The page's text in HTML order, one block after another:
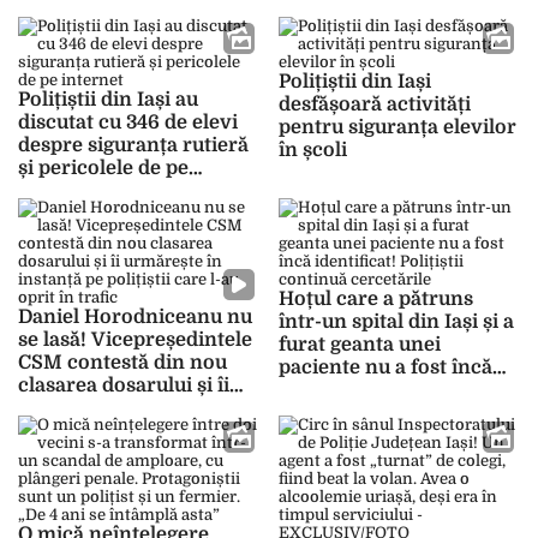
Polițiștii din Iași au
discutat cu 346 de elevi
despre siguranța rutieră
și pericolele de pe
Polițiștii din Iași
desfășoară activități
pentru siguranța elevilor
în școli
Daniel Horodniceanu nu
se lasă! Vicepreședintele
CSM contestă din nou
clasarea dosarului și îi
polițiștii care l-au oprit în
trafic
Hoțul care a pătruns
într-un spital din Iași și a
furat geanta unei
paciente nu a fost încă
continuă cercetările